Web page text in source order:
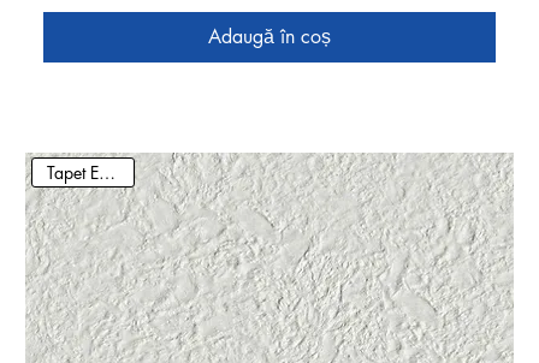
Adaugă în coș
Tapet Ecologic